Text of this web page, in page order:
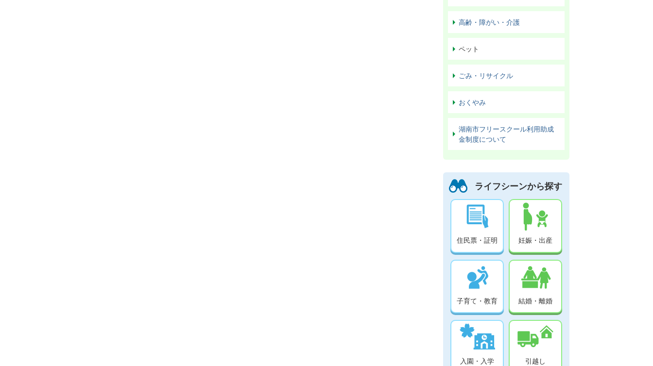
高齢・障がい・介護
ペット
ごみ・リサイクル
おくやみ
湖南市フリースクール利用助成
金制度について
ライフシーンから探す
住民票・証明 妊娠・出産
子育て・教育 結婚・離婚
入園・入学 引越し